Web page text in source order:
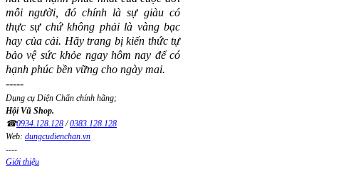
mỗi người, đó chính là sự giàu có
thực sự chứ không phải là vàng bạc
hay của cải. Hãy trang bị kiến thức tự
bảo vệ sức khỏe ngay hôm nay để có
hạnh phúc bền vững cho ngày mai.
-----
Dụng cụ Diện Chẩn chính hãng;
Hội Vũ Shop.
☎0934.128.128/0383.128.128
Web: dungcudienchan.vn
----
Giới thiệu